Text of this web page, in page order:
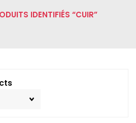
IDENTIFIÉS “CUIR”